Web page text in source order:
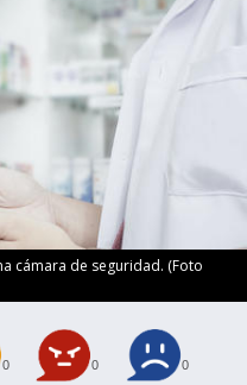
cámara de seguridad. (Foto
0 0 0